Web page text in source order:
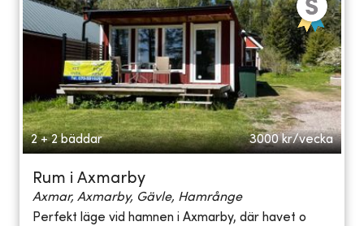
2 + 2 bäddar 3000 kr/vecka
Rum i Axmarby
Axmar, Axmarby, Gävle, Hamrånge
Perfekt läge vid hamnen i Axmarby, där havet o